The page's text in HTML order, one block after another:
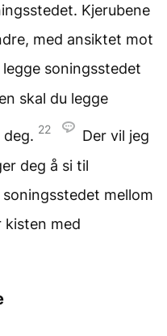
Kjerubene
med ansiktet mot
legge soningsstedet
skal du legge
22
Der vil jeg
deg å si til
mellom
kisten med